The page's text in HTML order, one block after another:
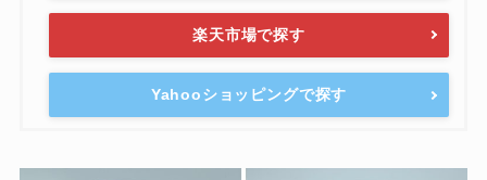
楽天市場で探す
Yahooショッピングで探す